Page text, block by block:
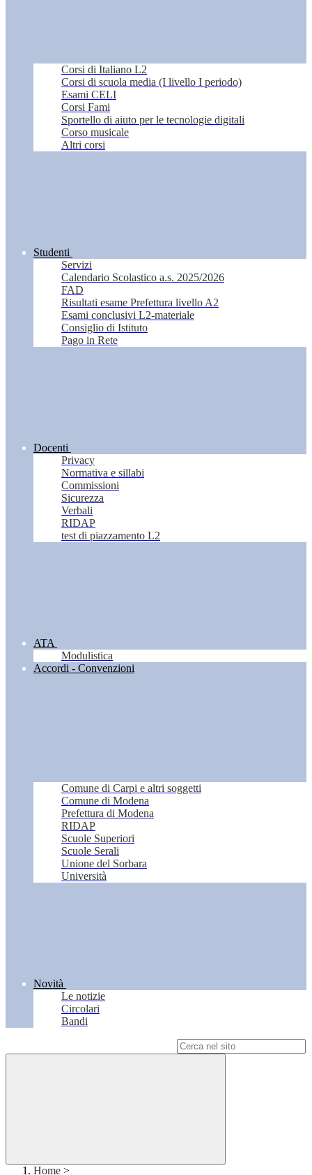
Corsi di Italiano L2
Corsi di scuola media (I livello I periodo)
Esami CELI
Corsi Fami
Sportello di aiuto per le tecnologie digitali
Corso musicale
Altri corsi
Studenti
Servizi
Calendario Scolastico a.s. 2025/2026
FAD
Risultati esame Prefettura livello A2
Esami conclusivi L2-materiale
Consiglio di Istituto
Pago in Rete
Docenti
Privacy
Normativa e sillabi
Commissioni
Sicurezza
Verbali
RIDAP
test di piazzamento L2
ATA
Modulistica
Accordi - Convenzioni
Comune di Carpi e altri soggetti
Comune di Modena
Prefettura di Modena
RIDAP
Scuole Superiori
Scuole Serali
Unione del Sorbara
Università
Novità
Le notizie
Circolari
Bandi
Home >